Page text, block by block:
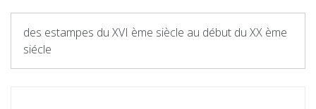
des estampes du XVI ème siècle au début du XX ème
siécle